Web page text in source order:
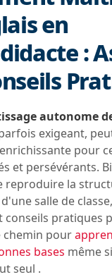
en
:
autonome
exigeant,
pour
et persévérants.
reproduire la
salle de
conseils pratiques
chemin pour
bases même
seul .